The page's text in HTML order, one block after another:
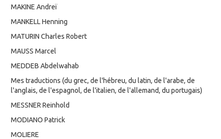
MAKINE Andreï
MANKELL Henning
MATURIN Charles Robert
MAUSS Marcel
MEDDEB Abdelwahab
Mes traductions (du grec, de l'hébreu, du latin, de l'arabe, de
l'anglais, de l'espagnol, de l'italien, de l'allemand, du portugais)
MESSNER Reinhold
MODIANO Patrick
MOLIERE